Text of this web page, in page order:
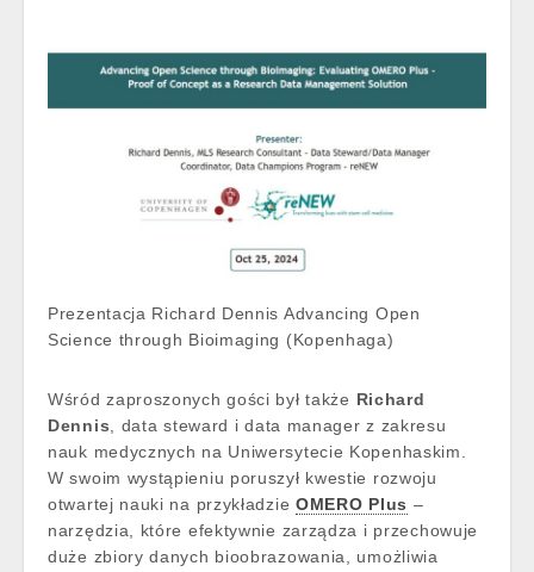
Prezentacja Richard Dennis Advancing Open
Science through Bioimaging (Kopenhaga)
Wśród zaproszonych gości był także Richard
Dennis , data steward i data manager z zakresu
nauk medycznych na Uniwersytecie Kopenhaskim.
W swoim wystąpieniu poruszył kwestie rozwoju
otwartej nauki na przykładzie OMERO Plus –
narzędzia, które efektywnie zarządza i przechowuje
duże zbiory danych bioobrazowania, umożliwia